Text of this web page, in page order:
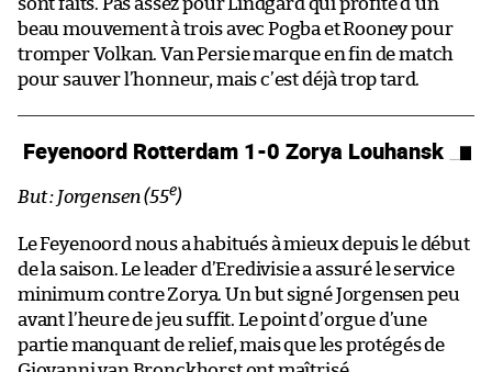
beau mouvement à trois avec Pogba et Rooney pour
tromper Volkan. Van Persie marque en fin de match
pour sauver l’honneur, mais c’est déjà trop tard.
Feyenoord Rotterdam 1-0 Zorya Louhansk
But : Jorgensen (55e)
Le Feyenoord nous a habitués à mieux depuis le début
de la saison. Le leader d’Eredivisie a assuré le service
minimum contre Zorya. Un but signé Jorgensen peu
avant l’heure de jeu suffit. Le point d’orgue d’une
partie manquant de relief, mais que les protégés de